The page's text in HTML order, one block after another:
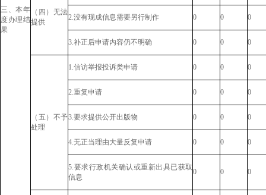
三、本年
度办理结
果
（四）无法
提供
2.没有现成信息需要另行制作 0 0 0
3.补正后申请内容仍不明确 0 0 0
（五）不予
处理
1.信访举报投诉类申请 0 0 0
2.重复申请 0 0 0
3.要求提供公开出版物 0 0 0
4.无正当理由大量反复申请 0 0 0
5.要求行政机关确认或重新出具已获取
信息
0 0 0